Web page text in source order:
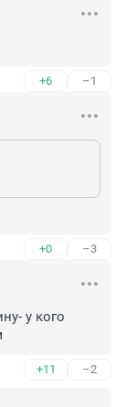
+6 –1
+0 –3
у кого
+11 –2